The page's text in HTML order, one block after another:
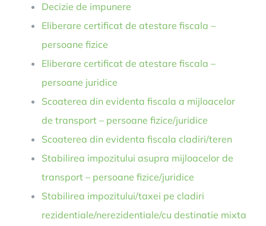
Decizie de impunere
Eliberare certificat de atestare fiscala –
persoane fizice
Eliberare certificat de atestare fiscala –
persoane juridice
Scoaterea din evidenta fiscala a mijloacelor
de transport – persoane fizice/juridice
Scoaterea din evidenta fiscala cladiri/teren
Stabilirea impozitului asupra mijloacelor de
transport – persoane fizice/juridice
Stabilirea impozitului/taxei pe cladiri
rezidentiale/nerezidentiale/cu destinatie mixta